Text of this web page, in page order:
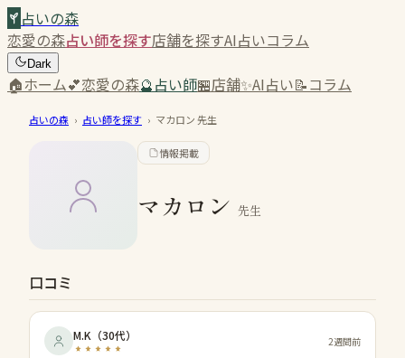
占いの森
恋愛の森占い師を探す店舗を探すAI占いコラム
Dark
🏠ホーム💕恋愛の森🔮占い師🏪店舗✨AI占い📝コラム
占いの森 › 占い師を探す › マカロン先生
情報掲載
マカロン 先生
口コミ
M.K （30代） 2週間前